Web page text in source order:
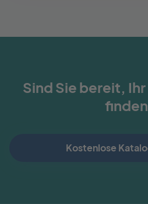
Sind Sie bereit, Ihr
Kostenlose